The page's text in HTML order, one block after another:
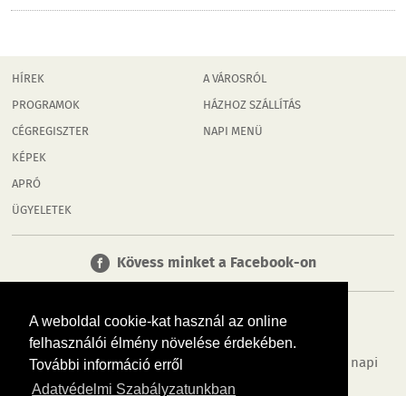
A weboldal cookie-kat használ az online
felhasználói élmény növelése érdekében.
További információ erről
Adatvédelmi Szabályzatunkban
HÍREK
PROGRAMOK
CÉGREGISZTER
KÉPEK
APRÓ
ÜGYELETEK
A VÁROSRÓL
HÁZHOZ SZÁLLÍTÁS
NAPI MENÜ
Kövess minket a Facebook-on
Tudj meg többet városodról! Hírek, programok, képek, napi
menü, cégek…. és minden, ami Rábaköz